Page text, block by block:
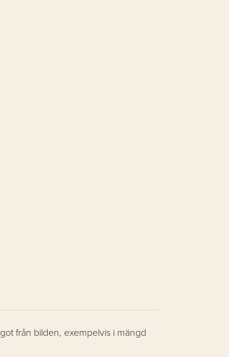
från bilden, exempelvis i mängd